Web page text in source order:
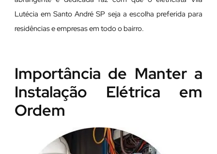
Lutécia em Santo André SP seja a escolha preferida para
residências e empresas em todo o bairro.
Importância de Manter a
Instalação Elétrica em
Ordem